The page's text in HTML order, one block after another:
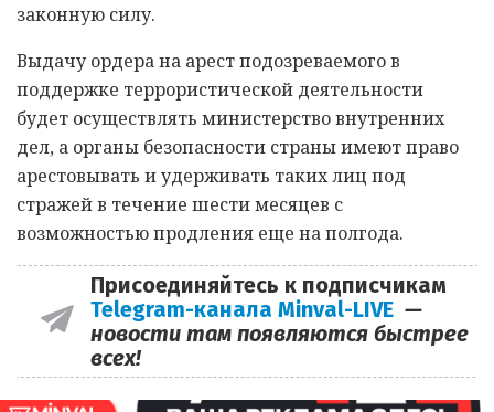
законную силу.
Выдачу ордера на арест подозреваемого в
поддержке террористической деятельности
будет осуществлять министерство внутренних
дел, а органы безопасности страны имеют право
арестовывать и удерживать таких лиц под
стражей в течение шести месяцев с
возможностью продления еще на полгода.
Присоединяйтесь к подписчикам
Telegram-канала Minval-LIVE —
новости там появляются быстрее
всех!